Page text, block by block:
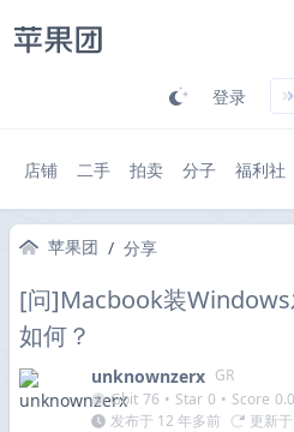
登录
店铺 二手 拍卖 分子 福利社
苹果团 / 分享
[问]Macbook装
如何？
unknownzerx GR
Gbit 76 • Star 0 • Score
发布于 12 年多前
更新